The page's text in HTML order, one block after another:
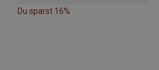
Du sparst 16%